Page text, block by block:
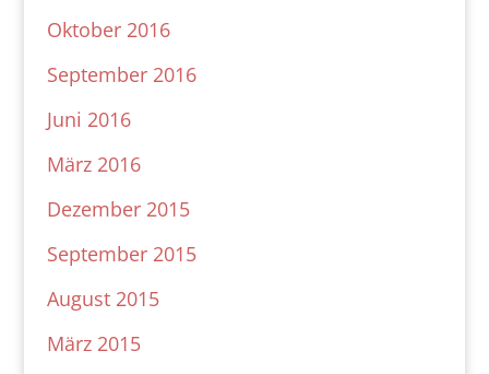
Oktober 2016
September 2016
Juni 2016
März 2016
Dezember 2015
September 2015
August 2015
März 2015